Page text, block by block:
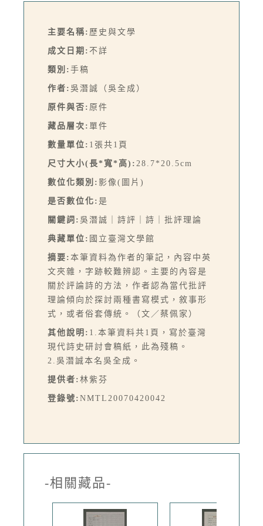
主要名稱: 歷史與文學
成文日期: 不詳
類別: 手稿
作者: 吳潛誠（吳全成）
原件與否: 原件
藏品層次: 單件
數量單位: 1張共1頁
尺寸大小(長*寬*高): 28.7*20.5cm
數位化類別: 影像(圖片)
是否數位化: 是
關鍵詞: 吳潛誠｜詩評｜詩｜批評理論
典藏單位: 國立臺灣文學館
摘要: 本筆資料為作者的筆記，內容中英
文夾雜，字跡較難辨認。主要的內容是
關於評論詩的方法，作者認為當代批評
理論傾向於探討兩種書寫模式，敘事形
式，或者俗套傳統。（文／蔡佩家）
其他說明: 1.本筆資料共1頁，寫於臺灣
現代詩史研討會稿紙，此為殘稿。
2.吳潛誠本名吳全成。
提供者: 林紫芬
登錄號: NMTL20070420042
-相關藏品-